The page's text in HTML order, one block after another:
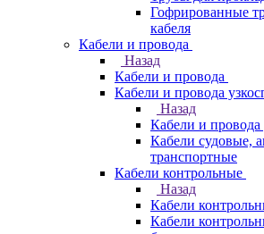
Гофрированные
кабеля
Кабели и провода
Назад
Кабели и провода
Кабели и провода
Назад
Кабели и провода
Кабели судовые,
транспортные
Кабели контрольные
Назад
Кабели
Кабели